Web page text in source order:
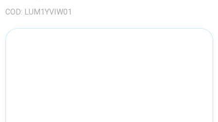
COD: LUM1YVIW01